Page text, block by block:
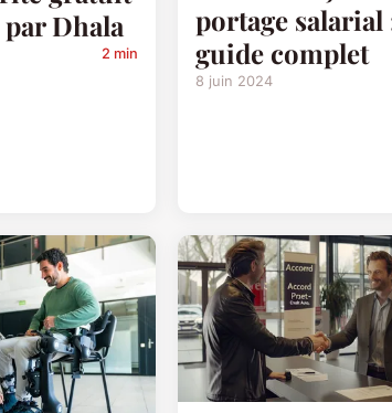
Dhala
2 min
portage salarial
guide complet
8 juin 2024